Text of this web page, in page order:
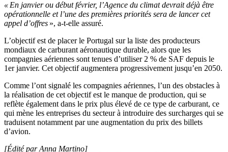
« En janvier ou début février, l’Agence du climat devrait déjà être
opérationnelle et l’une des premières priorités sera de lancer cet
appel d’offres », a-t-elle assuré.
L’objectif est de placer le Portugal sur la liste des producteurs
mondiaux de carburant aéronautique durable, alors que les
compagnies aériennes sont tenues d’utiliser 2 % de SAF depuis le
1er janvier. Cet objectif augmentera progressivement jusqu’en 2050.
Comme l’ont signalé les compagnies aériennes, l’un des obstacles à
la réalisation de cet objectif est le manque de production, qui se
reflète également dans le prix plus élevé de ce type de carburant, ce
qui mène les entreprises du secteur à introduire des surcharges qui se
traduisent notamment par une augmentation du prix des billets
d’avion.
[Édité par Anna Martino]